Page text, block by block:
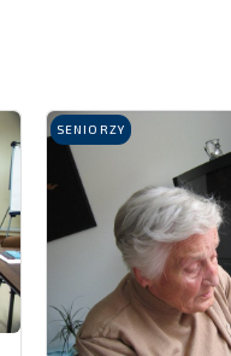
SENIORZY